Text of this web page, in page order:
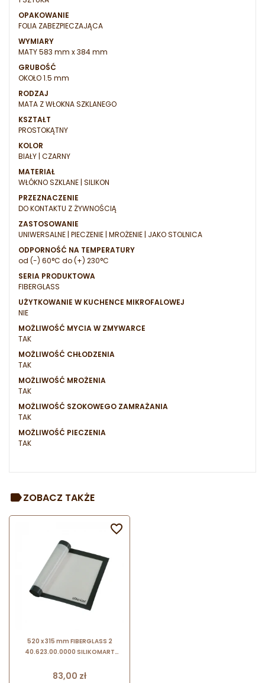
OPAKOWANIE
FOLIA ZABEZPIECZAJĄCA
WYMIARY
MATY 583 mm x 384 mm
GRUBOŚĆ
OKOŁO 1.5 mm
RODZAJ
MATA Z WŁOKNA SZKLANEGO
KSZTAŁT
PROSTOKĄTNY
KOLOR
BIAŁY | CZARNY
MATERIAŁ
WŁÓKNO SZKLANE | SILIKON
PRZEZNACZENIE
DO KONTAKTU Z ŻYWNOŚCIĄ
ZASTOSOWANIE
UNIWERSALNE | PIECZENIE | MROŻENIE | JAKO STOLNICA
ODPORNOŚĆ NA TEMPERATURY
od (-) 60°C do (+) 230°C
SERIA PRODUKTOWA
FIBERGLASS
UŻYTKOWANIE W KUCHENCE MIKROFALOWEJ
NIE
MOŻLIWOŚĆ MYCIA W ZMYWARCE
TAK
MOŻLIWOŚĆ CHŁODZENIA
TAK
MOŻLIWOŚĆ MROŻENIA
TAK
MOŻLIWOŚĆ SZOKOWEGO ZAMRAŻANIA
TAK
MOŻLIWOŚĆ PIECZENIA
TAK
ZOBACZ TAKŻE
520 x 315 mm FIBERGLASS 2
40.623.00.0000 SILIKOMART
włókna szklanego
Cena
83,00 zł
